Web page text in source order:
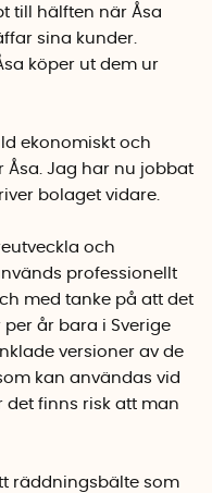
till hälften när Åsa
sina kunder.
köper ut dem ur
ekonomiskt och
Åsa. Jag har nu jobbat
bolaget vidare.
och
professionellt
med tanke på att det
år bara i Sverige
versioner av de
kan användas vid
det finns risk att man
räddningsbälte som